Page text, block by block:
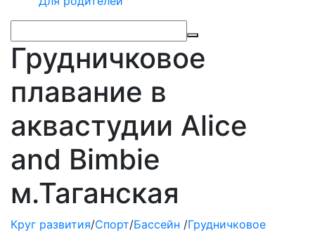
Грудничковое
плавание в
аквастудии Alice
and Bimbie
м.Таганская
Круг развития/Спорт/Бассейн /Грудничковое